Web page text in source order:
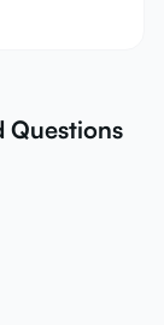
Questions